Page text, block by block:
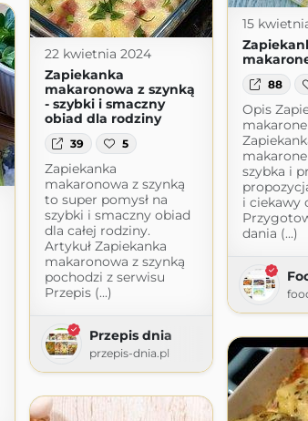
15
88
Opis
szybka i
i ciekawy
dania (...)
22 kwietnia 2024
Zapiekanka
makaronowa z szynką
- szybki i smaczny
obiad dla rodziny
39 5
Zapiekanka
makaronowa z szynką
to super pomysł na
szybki i smaczny obiad
dla całej rodziny.
Artykuł Zapiekanka
makaronowa z szynką
pochodzi z serwisu
Przepis (...)
Przepis dnia
przepis-dnia.pl